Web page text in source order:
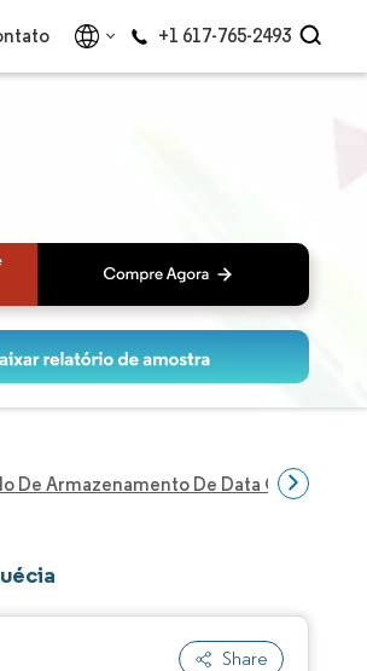
+1 617-765-2493
De Armazenamento De Data Center Da
Share